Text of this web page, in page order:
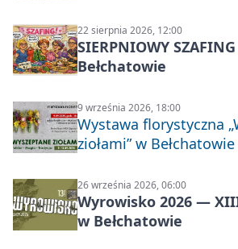
22 sierpnia 2026, 12:00
SIERPNIOWY
Bełchatowie
9 września 2026, 18:00
Wystawa florystyczna
ziołami” w Bełchatowie
26 września 2026, 06:00
Wyrowisko 2026 —
w Bełchatowie